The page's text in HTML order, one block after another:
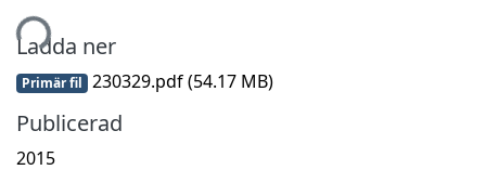
Ladda ner
Primär fil 230329.pdf(54.17 MB)
Publicerad
2015